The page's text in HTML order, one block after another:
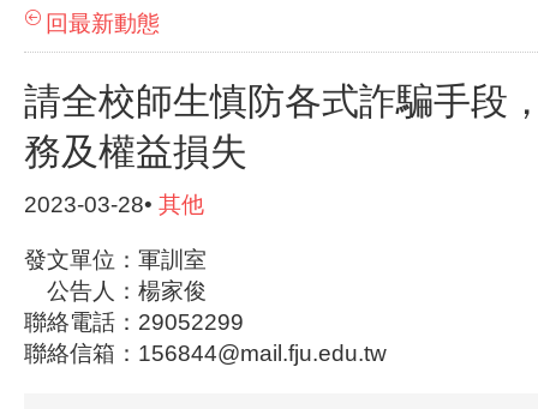
回最新動態
請全校師生慎防各式詐騙手段
務及權益損失
2023-03-28• 其他
發文單位：軍訓室
公告人：楊家俊
聯絡電話：29052299
聯絡信箱：156844@mail.fju.edu.tw